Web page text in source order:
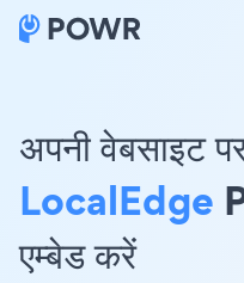
अपनी वेबसाइट
LocalEdge
एम्बेड करें